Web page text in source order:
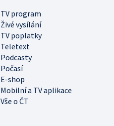
TV program
Živé vysílání
TV poplatky
Teletext
Podcasty
Počasí
E-shop
Mobilní a TV aplikace
Vše o ČT